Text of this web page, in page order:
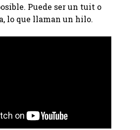
Puede ser un tuit o
lo que llaman un hilo.